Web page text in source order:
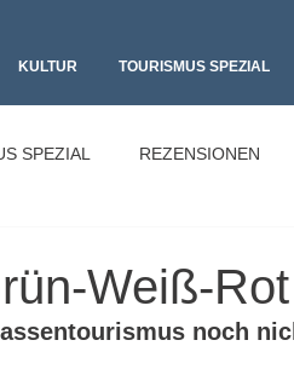
KULTUR TOURISMUS SPEZIAL
SPEZIAL REZENSIONEN
Weiß-Rot
noch